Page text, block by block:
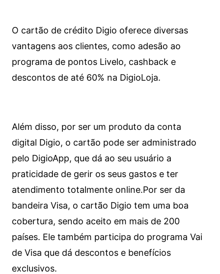
O cartão de crédito Digio oferece diversas
vantagens aos clientes, como adesão ao
programa de pontos Livelo, cashback e
descontos de até 60% na DigioLoja.
Além disso, por ser um produto da conta
digital Digio, o cartão pode ser administrado
pelo DigioApp, que dá ao seu usuário a
praticidade de gerir os seus gastos e ter
atendimento totalmente online.Por ser da
bandeira Visa, o cartão Digio tem uma boa
cobertura, sendo aceito em mais de 200
países. Ele também participa do programa Vai
de Visa que dá descontos e benefícios
exclusivos.